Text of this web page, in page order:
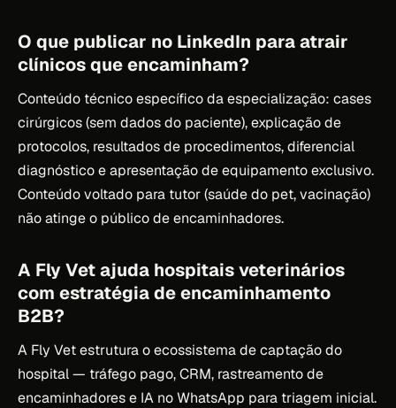
O que publicar no LinkedIn para atrair
clínicos que encaminham?
Conteúdo técnico específico da especialização: cases
cirúrgicos (sem dados do paciente), explicação de
protocolos, resultados de procedimentos, diferencial
diagnóstico e apresentação de equipamento exclusivo.
Conteúdo voltado para tutor (saúde do pet, vacinação)
não atinge o público de encaminhadores.
A Fly Vet ajuda hospitais veterinários
com estratégia de encaminhamento
B2B?
A Fly Vet estrutura o ecossistema de captação do
hospital — tráfego pago, CRM, rastreamento de
encaminhadores e IA no WhatsApp para triagem inicial.